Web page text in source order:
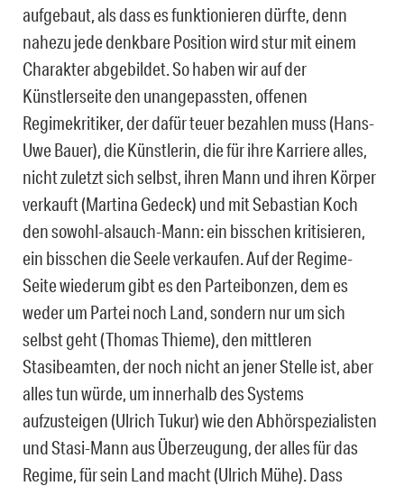
aufgebaut, als dass es funktionieren dürfte, denn
nahezu jede denkbare Position wird stur mit einem
Charakter abgebildet. So haben wir auf der
Künstlerseite den unangepassten, offenen
Regimekritiker, der dafür teuer bezahlen muss (Hans-
Uwe Bauer), die Künstlerin, die für ihre Karriere alles,
nicht zuletzt sich selbst, ihren Mann und ihren Körper
verkauft (Martina Gedeck) und mit Sebastian Koch
den sowohl-alsauch-Mann: ein bisschen kritisieren,
ein bisschen die Seele verkaufen. Auf der Regime-
Seite wiederum gibt es den Parteibonzen, dem es
weder um Partei noch Land, sondern nur um sich
selbst geht (Thomas Thieme), den mittleren
Stasibeamten, der noch nicht an jener Stelle ist, aber
alles tun würde, um innerhalb des Systems
aufzusteigen (Ulrich Tukur) wie den Abhörspezialisten
und Stasi-Mann aus Überzeugung, der alles für das
Regime, für sein Land macht (Ulrich Mühe). Dass